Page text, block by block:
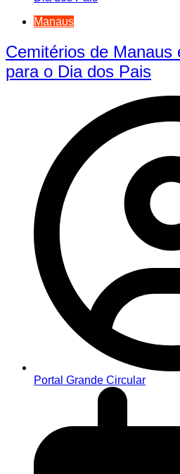
Manaus
Cemitérios de Manaus
para o Dia dos Pais
Portal Grande Circular